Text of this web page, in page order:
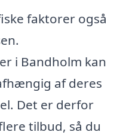
faktorer også
i Bandholm kan
af deres
Det er derfor
tilbud, så du